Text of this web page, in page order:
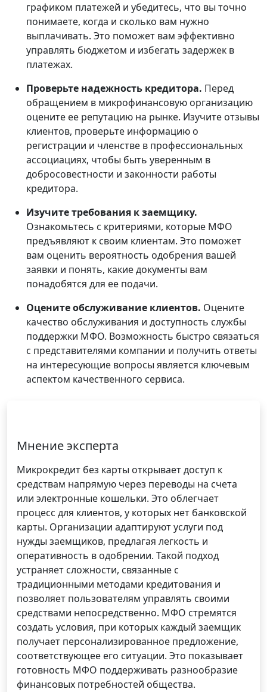
графиком платежей и убедитесь, что вы точно
понимаете, когда и сколько вам нужно
выплачивать. Это поможет вам эффективно
управлять бюджетом и избегать задержек в
платежах.
Проверьте надежность кредитора. Перед
обращением в микрофинансовую организацию
оцените ее репутацию на рынке. Изучите отзывы
клиентов, проверьте информацию о
регистрации и членстве в профессиональных
ассоциациях, чтобы быть уверенным в
добросовестности и законности работы
кредитора.
Изучите требования к заемщику.
Ознакомьтесь с критериями, которые МФО
предъявляют к своим клиентам. Это поможет
вам оценить вероятность одобрения вашей
заявки и понять, какие документы вам
понадобятся для ее подачи.
Оцените обслуживание клиентов. Оцените
качество обслуживания и доступность службы
поддержки МФО. Возможность быстро связаться
с представителями компании и получить ответы
на интересующие вопросы является ключевым
аспектом качественного сервиса.
Мнение эксперта
Микрокредит без карты открывает доступ к
средствам напрямую через переводы на счета
или электронные кошельки. Это облегчает
процесс для клиентов, у которых нет банковской
карты. Организации адаптируют услуги под
нужды заемщиков, предлагая легкость и
оперативность в одобрении. Такой подход
устраняет сложности, связанные с
традиционными методами кредитования и
позволяет пользователям управлять своими
средствами непосредственно. МФО стремятся
создать условия, при которых каждый заемщик
получает персонализированное предложение,
соответствующее его ситуации. Это показывает
готовность МФО поддерживать разнообразие
финансовых потребностей общества.